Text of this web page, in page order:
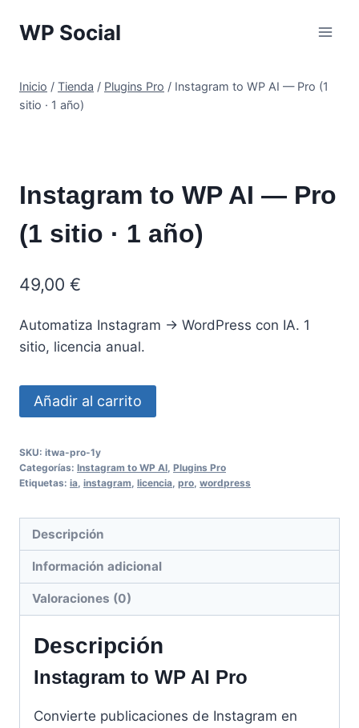
WP Social
Inicio / Tienda / Plugins Pro / Instagram to WP AI — Pro (1
sitio · 1 año)
Instagram to WP AI — Pro
(1 sitio · 1 año)
49,00 €
Automatiza Instagram → WordPress con IA. 1
sitio, licencia anual.
Instagram
to
AI
—
sitio
año)
Añadir al carrito
SKU: itwa-pro-1y
Categorías: Instagram to WP AI Plugins Pro
Etiquetas: ia instagram licencia pro wordpress
Descripción
Información adicional
Valoraciones (0)
Descripción
Instagram to WP AI Pro
Convierte publicaciones de Instagram en